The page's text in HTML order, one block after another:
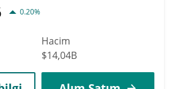
0.20%
Hacim
$14,04B